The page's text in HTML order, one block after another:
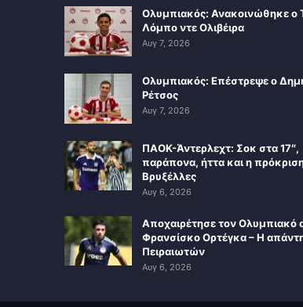
Ολυμπιακός: Ανακοινώθηκε ο
Λόμπο ντε Ολιβέιρα
Αυγ 7, 2026
Ολυμπιακός: Επέστρεψε ο
Ρέτσος
Αυγ 7, 2026
ΠΑΟΚ-Άντερλεχτ: Σοκ στα 17″,
παράπονα, ήττα και η
Βρυξέλλες
Αυγ 6, 2026
Αποχαιρέτησε τον Ολυμπιακό
Φρανσίσκο Ορτέγκα – Η
Πειραιωτών
Αυγ 6, 2026